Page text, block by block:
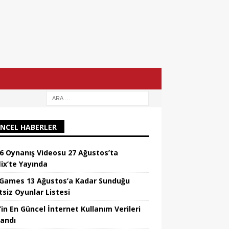
HABERLER
Oynanış Videosu 27 Ağustos’ta
Yayında
13 Ağustos’a Kadar Sunduğu
Oyunlar Listesi
En Güncel İnternet Kullanım Verileri